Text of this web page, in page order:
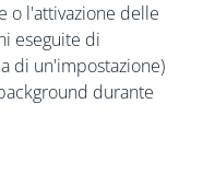
o l'attivazione delle
eseguite di
di un'impostazione)
durante